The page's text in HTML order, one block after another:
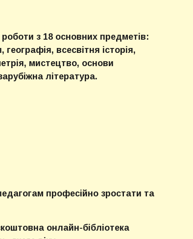
з 18 основних предметів:
географія, всесвітня історія,
мистецтво, основи
література.
професійно зростати та
онлайн-бібліотека